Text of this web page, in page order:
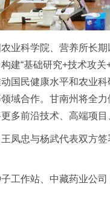
科学院、营养所长期
建“基础研究+技术攻
国民健康水平和农业
域合作。甘南州将全
多前沿技术、高端项
忠与杨武代表双方签
作站、中藏药业公司